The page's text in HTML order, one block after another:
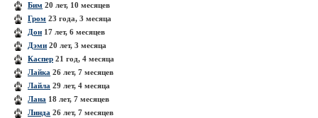
Бим 20 лет, 10 месяцев
Гром 23 года, 3 месяца
Дон 17 лет, 6 месяцев
Дэми 20 лет, 3 месяца
Каспер 21 год, 4 месяца
Лайка 26 лет, 7 месяцев
Лайла 29 лет, 4 месяца
Лана 18 лет, 7 месяцев
Линда 26 лет, 7 месяцев